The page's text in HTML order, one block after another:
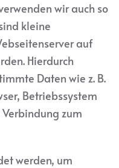
wir auch so
kleine
auf
Hierdurch
Daten wie z. B.
Betriebssystem
zum
werden, um